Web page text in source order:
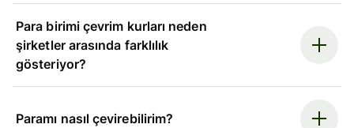
Para birimi çevrim kurları neden
şirketler arasında farklılık
gösteriyor?
Paramı nasıl çevirebilirim?